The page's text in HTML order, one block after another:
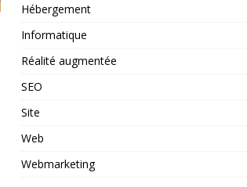
Hébergement
Informatique
Réalité augmentée
SEO
Site
Web
Webmarketing